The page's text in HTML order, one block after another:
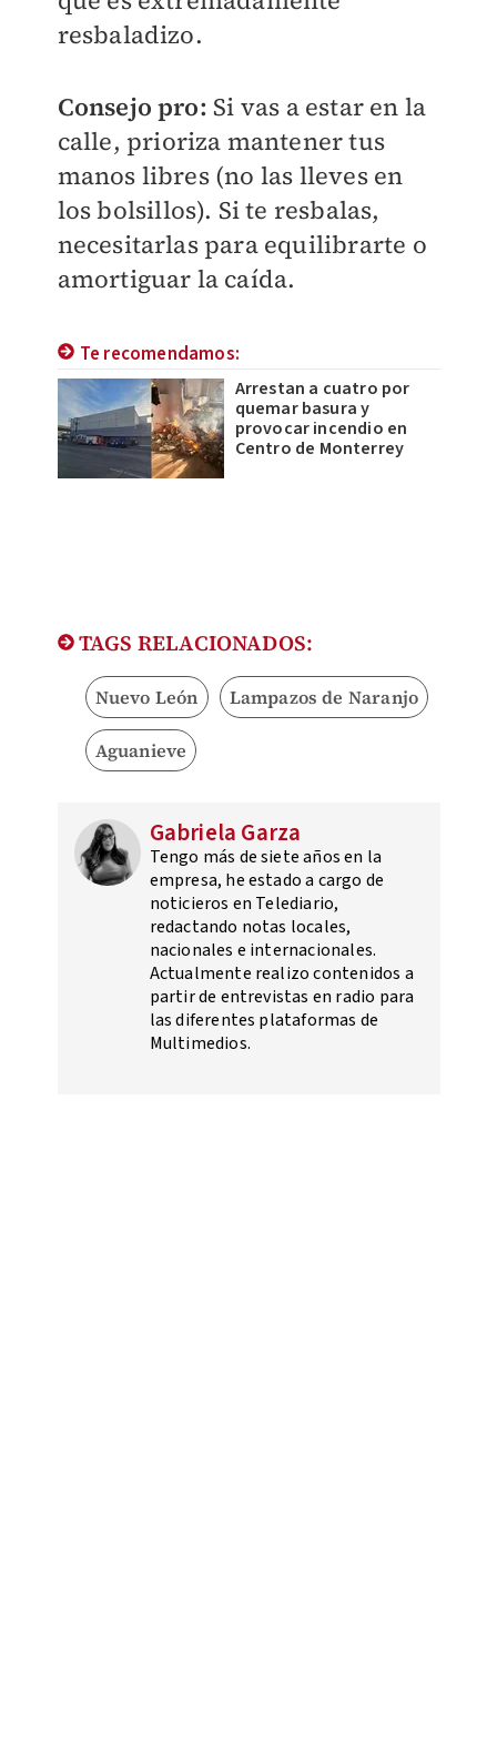
resbaladizo.
Consejo pro: Si vas a estar en la
calle, prioriza mantener tus
manos libres (no las lleves en
los bolsillos). Si te resbalas,
necesitarlas para equilibrarte o
amortiguar la caída.
Te recomendamos:
Arrestan a cuatro por
quemar basura y
provocar incendio en
Centro de Monterrey
TAGS RELACIONADOS:
Nuevo León Lampazos de Naranjo
Aguanieve
Gabriela Garza
Tengo más de siete años en la
empresa, he estado a cargo de
noticieros en Telediario,
redactando notas locales,
nacionales e internacionales.
Actualmente realizo contenidos a
partir de entrevistas en radio para
las diferentes plataformas de
Multimedios.